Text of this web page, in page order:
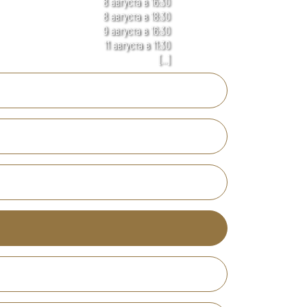
8 августа в 18:30
9 августа в 16:30
11 августа в 11:30
[...]